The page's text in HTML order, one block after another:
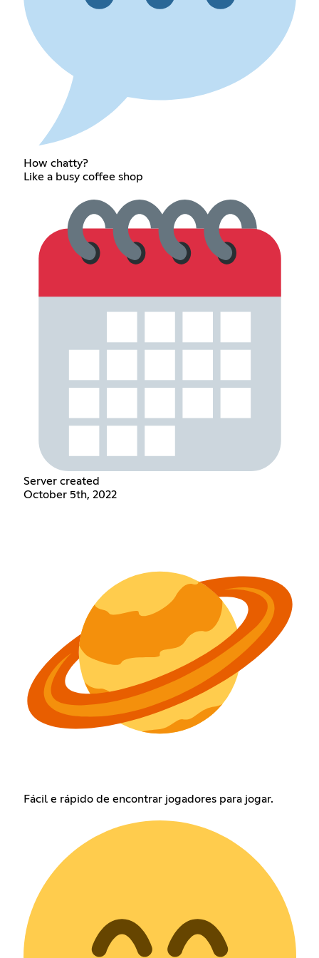
How chatty?
Like a busy coffee shop
Server created
October 5th, 2022
Fácil e rápido de encontrar jogadores para jogar.